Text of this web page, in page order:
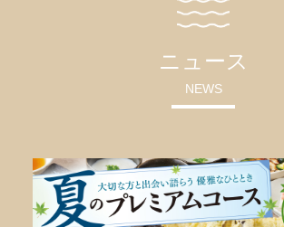
ニュース
NEWS